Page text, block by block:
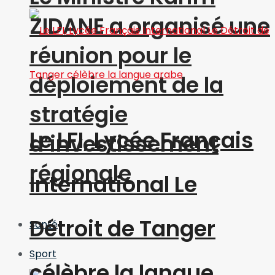
ZIDANE a organisé une
réunion pour le
déploiement de la
stratégie
d’investissement
régionale
Santé
Sport
Le LFI, Lycée Français
International Le
Détroit de Tanger